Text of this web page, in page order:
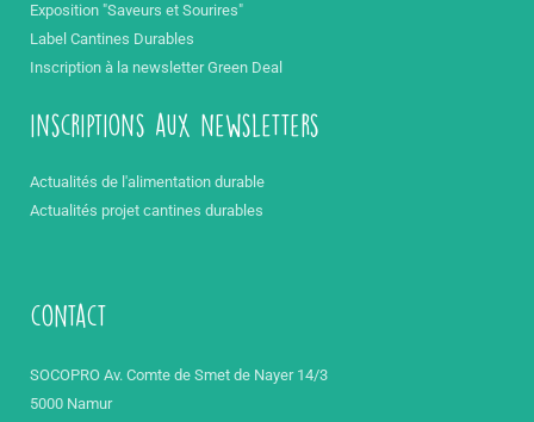
Exposition "Saveurs et Sourires"
Label Cantines Durables
Inscription à la newsletter Green Deal
inscriptions aux newsletters
Actualités de l'alimentation durable
Actualités projet cantines durables
contact
SOCOPRO Av. Comte de Smet de Nayer 14/3
5000 Namur